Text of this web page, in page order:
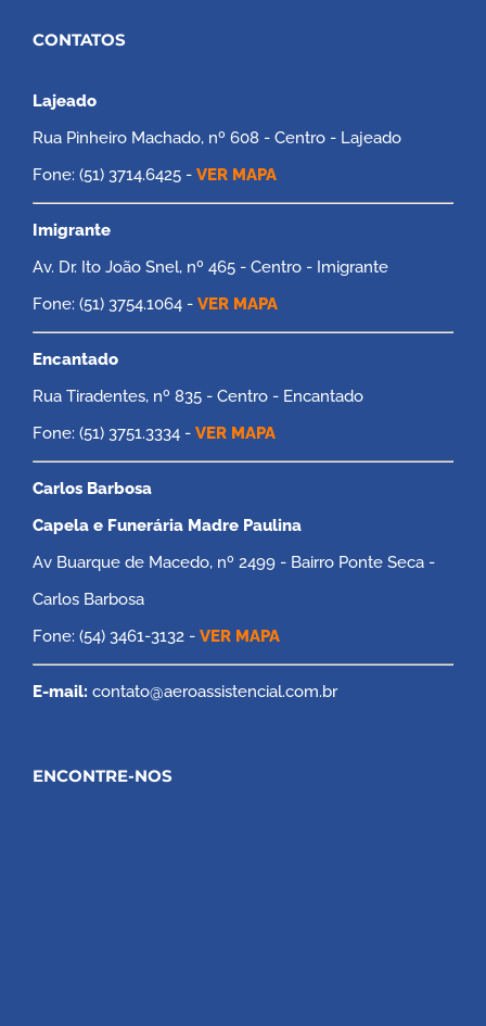
CONTATOS
Lajeado
Rua Pinheiro Machado, nº 608 - Centro - Lajeado
Fone: (51) 3714.6425 - VER MAPA
Imigrante
Av. Dr. Ito João Snel, nº 465 - Centro - Imigrante
Fone: (51) 3754.1064 - VER MAPA
Encantado
Rua Tiradentes, nº 835 - Centro - Encantado
Fone: (51) 3751.3334 - VER MAPA
Carlos Barbosa
Capela e Funerária Madre Paulina
Av Buarque de Macedo, nº 2499 - Bairro Ponte Seca -
Carlos Barbosa
Fone: (54) 3461-3132 - VER MAPA
E-mail: contato@aeroassistencial.com.br
ENCONTRE-NOS